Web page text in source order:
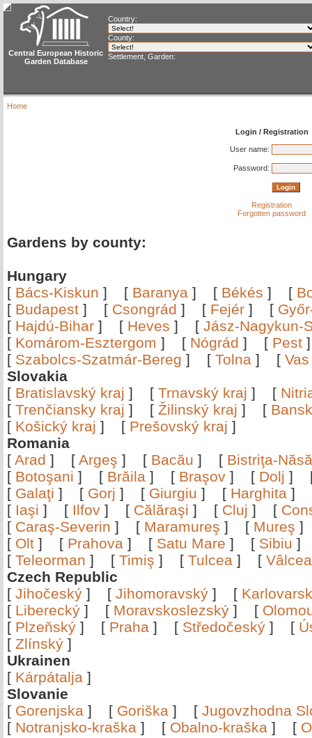
Central European Historic
Garden Database
Country:
County:
Settlement, Garden:
Home
Login / Registration
User name:
Password:
Registration
Forgotten password
Gardens by county:
Hungary
[ Bács-Kiskun ] [ Baranya ] [ Békés ] [
[ Budapest ] [ Csongrád ] [ Fejér ] [
[ Hajdú-Bihar ] [ Heves ] [ Jász-Nagykun-
[ Komárom-Esztergom ] [ Nógrád ] [ Pest
[ Szabolcs-Szatmár-Bereg ] [ Tolna ] [ Vas
Slovakia
[ Bratislavský kraj ] [ Trnavský kraj ] [
[ Trenčiansky kraj ] [ Žilinský kraj ] [
[ Košický kraj ] [ Prešovský kraj ]
Romania
[ Arad ] [ Argeş ] [ Bacău ] [ Bistriţa-
[ Botoşani ] [ Brăila ] [ Braşov ] [ Dolj ]
[ Galaţi ] [ Gorj ] [ Giurgiu ] [ Harghita ]
[ Iaşi ] [ Ilfov ] [ Călăraşi ] [ Cluj ] [
[ Caraş-Severin ] [ Maramureş ] [ Mureş
[ Olt ] [ Prahova ] [ Satu Mare ] [ Sibiu
[ Teleorman ] [ Timiş ] [ Tulcea ] [
Czech Republic
[ Jihočeský ] [ Jihomoravský ] [
[ Liberecký ] [ Moravskoslezský ] [
[ Plzeňský ] [ Praha ] [ Středočeský ] [
[ Zlínský ]
Ukrainen
[ Kárpátalja ]
Slovanie
[ Gorenjska ] [ Goriška ] [ Jugovzhodna
[ Notranjsko-kraška ] [ Obalno-kraška ] [